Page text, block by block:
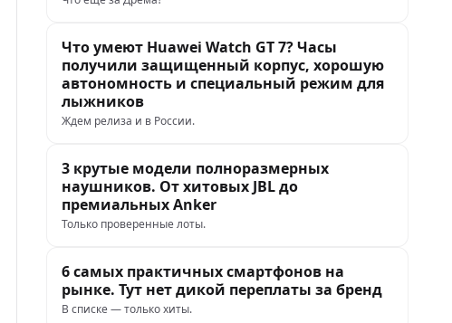
Что умеют Huawei Watch GT 7? Часы
получили защищенный корпус, хорошую
автономность и специальный режим для
лыжников
Ждем релиза и в России.
3 крутые модели полноразмерных
наушников. От хитовых JBL до
премиальных Anker
Только проверенные лоты.
6 самых практичных смартфонов на
рынке. Тут нет дикой переплаты за бренд
В списке — только хиты.